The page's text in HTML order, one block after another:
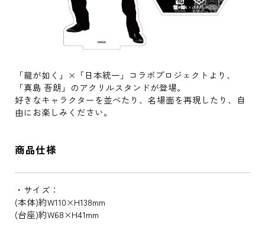
「龍が如く」×「日本統一」コラボプロジェクトより、
「真島 吾朗」のアクリルスタンドが登場。
好きなキャラクターを並べたり、名場面を再現したり、自
由にお楽しみください。
商品仕様
・サイズ：
(本体)約W110×H138mm
(台座)約W68×H41mm